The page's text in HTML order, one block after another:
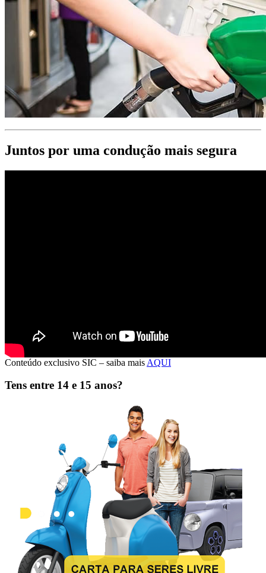
Juntos por uma condução mais segura
Conteúdo exclusivo SIC – saiba mais AQUI
Tens entre 14 e 15 anos?